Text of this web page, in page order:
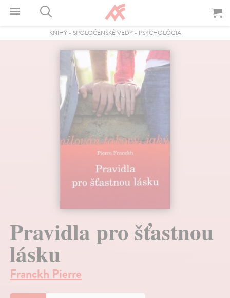
KNIHY- SPOLOČENSKÉ VEDY- PSYCHOLÓGIA
Pravidla pro šťastnou
lásku
Franckh Pierre